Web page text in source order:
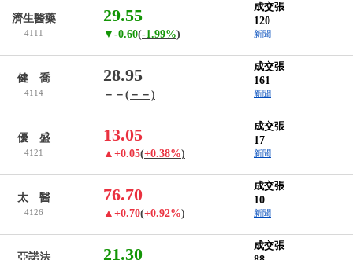
濟生醫藥
4111
29.55
▼-0.60(-1.99%)
成交張
120
新聞
健 喬
4114
28.95
－－ (－－)
成交張
161
新聞
優 盛
4121
13.05
▲+0.05(+0.38%)
成交張
17
新聞
太 醫
4126
76.70
▲+0.70(+0.92%)
成交張
10
新聞
亞諾法 21.30 成交張